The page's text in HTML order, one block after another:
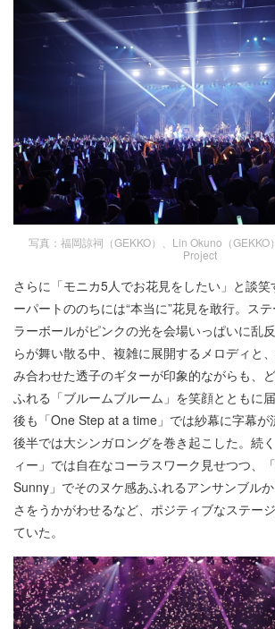
写真：福岡諒祠（GEKKO）、Lin Okuno（
Project
さらに「モニカ5人でお花見をしたい」と談笑
ーパートののちには“本当に”花見を敢行。ス
ラーボールがピンクの光を会場いっぱいに乱
らが舞い散る中、複雑に展開するメロディと
み合わせた透子のギターが印象的ながらも、
ふれる「ブルームブルーム」を笑顔とともに
後も「One Step at a time」では紗幕に字幕が
後半では大シンガロングを巻き起こした。続
ィー」では自在なコーラスワーク見せつつ、
Sunny」でそのヌケ感あふれるアンサンブル
さをうかがわせるなど、ポジティブなステー
ていた。